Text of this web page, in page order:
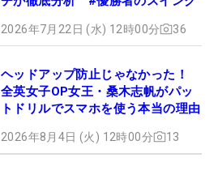
2026年7月22日 (水) 12時00分 36
ヘッドアップ防止じゃなかった！
全英女子OP女王・桑木志帆がパッ
トドリルでスマホを使う本当の理由
2026年8月4日 (火) 12時00分 13